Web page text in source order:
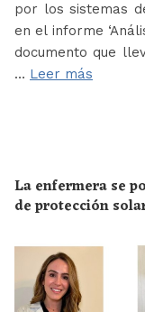
por los sistemas
en el informe
documento que
… Leer más
La enfermera se
de protección